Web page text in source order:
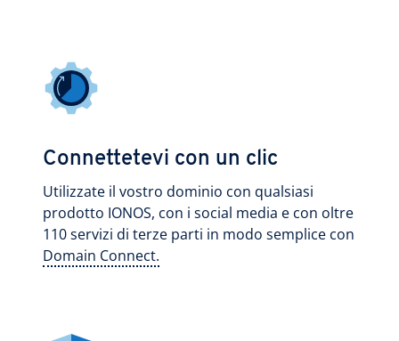
Connettetevi con un clic
Utilizzate il vostro dominio con qualsiasi
prodotto IONOS, con i social media e con oltre
110 servizi di terze parti in modo semplice con
Domain Connect.